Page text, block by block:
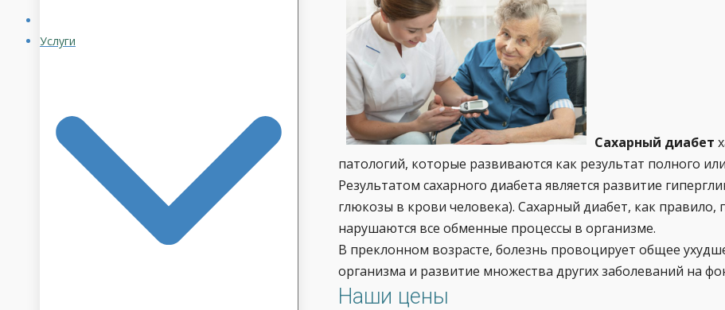
Сахарный диабет
патологий, которые развиваются как результат полного
Результатом сахарного диабета является развитие
глюкозы в крови человека). Сахарный диабет, как
нарушаются все обменные процессы в организме.
В преклонном возрасте, болезнь провоцирует общее
организма и развитие множества других заболеваний на
Наши цены
Услуги